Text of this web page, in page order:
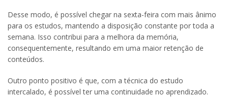
Desse modo, é possível chegar na sexta-feira com mais ânimo
para os estudos, mantendo a disposição constante por toda a
semana. Isso contribui para a melhora da memória,
consequentemente, resultando em uma maior retenção de
conteúdos.
Outro ponto positivo é que, com a técnica do estudo
intercalado, é possível ter uma continuidade no aprendizado.